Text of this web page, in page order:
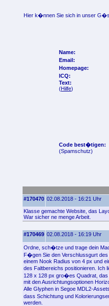
Hier k�nnen Sie sich in unser
Name:
Email:
Homepage:
ICQ:
Text:
(Hilfe)
Code best�tigen:
(Spamschutz)
#170470 02.08.2018 - 16:21 Uhr
Klasse gemachte Website, das
War sicher ne menge Arbeit.
#170469 02.08.2018 - 16:19 Uhr
Ordne, sch�tze und trage dein
F�gen Sie den Verschlussgurt
einem Nook Radius von 4 px und
des Faltbereichs positionieren. Ich
128 x 128 px gro�es Quadrat,
mit den Ausrichtungsoptionen
Alle Glyphen in Segoe MDL2-
dass Schichtung und
werden.